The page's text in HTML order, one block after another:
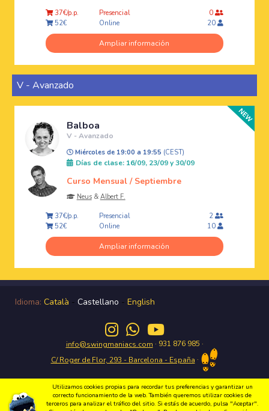
37€/p.p. Presencial
0
52€
Online 20
Ampliar información
V - Avanzado
Balboa
V - Avanzado
Miércoles de 19:00 a 19:55 (CEST)
Días de clase: 16/09, 23/09 y 30/09
Curso Mensual / Septiembre
Neus& Albert F.
37€/p.p. Presencial
2
52€
Online 10
Ampliar información
Idioma: Català - Castellano - English
info@swingmaniacs.com · 931 876 985 ·
C/ Roger de Flor, 293 - Barcelona - España ·
Disfruta del Swing en Gràcia con Swing Maniacs Copyright 2026 Swing
Utilizamos cookies propias para recordar tus preferencias y garantizar un
correcto funcionamiento de la web. También queremos utilizar cookies de
terceros para analizar el tráfico del sitio. Si estás de acuerdo, pulsa "Aceptar".